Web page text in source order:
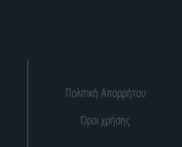
Πολιτική Απορρήτου
Όροι χρήσης